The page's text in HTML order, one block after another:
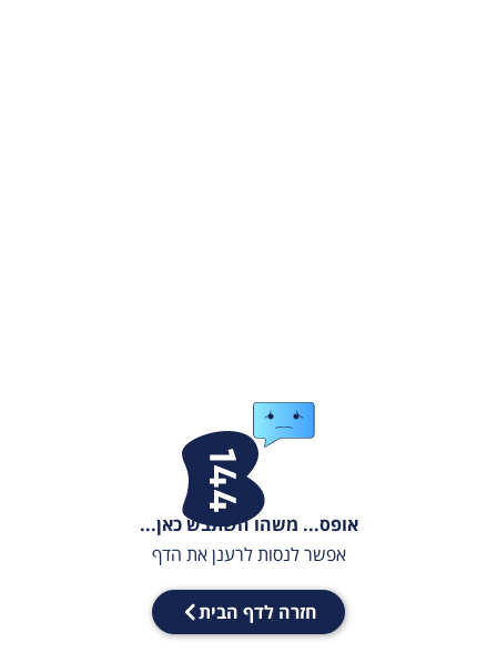
אופס... משהו השתבש כאן...
אפשר לנסות לרענן את הדף
חזרה לדף הבית